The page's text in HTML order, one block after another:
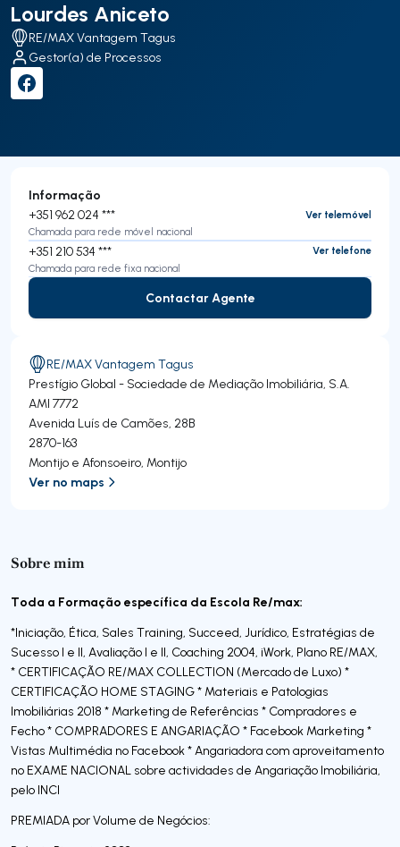
Lourdes Aniceto
RE/MAX Vantagem Tagus
Gestor(a) de Processos
Sobre mim
Toda a Formação específica da Escola Re/max:
*Iniciação, Ética, Sales Training, Succeed, Jurídico, Estratégias de
Sucesso I e II, Avaliação I e II, Coaching 2004, iWork, Plano RE/MAX,
* CERTIFICAÇÃO RE/MAX COLLECTION (Mercado de Luxo) *
CERTIFICAÇÃO HOME STAGING * Materiais e Patologias
Imobiliárias 2018 * Marketing de Referências * Compradores e
Fecho * COMPRADORES E ANGARIAÇÃO * Facebook Marketing *
Vistas Multimédia no Facebook * Angariadora com aproveitamento
no EXAME NACIONAL sobre actividades de Angariação Imobiliária,
pelo INCI
PREMIADA por Volume de Negócios:
Informação
+351 962 024 ***
Ver telemóvel
Chamada para rede móvel nacional
+351 210 534 ***
Ver telefone
Chamada para rede fixa nacional
Contactar Agente
Contactar Agente
RE/MAX Vantagem Tagus
Prestígio Global - Sociedade de Mediação Imobiliária, S.A.
AMI 7772
Avenida Luís de Camões, 28B
2870-163
Montijo e Afonsoeiro, Montijo
Ver no maps